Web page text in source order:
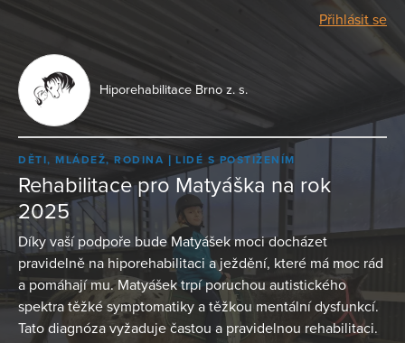
Přihlásit se
Hiporehabilitace Brno z. s.
DĚTI, MLÁDEŽ, RODINA LIDÉ S POSTIŽENÍM
Rehabilitace pro Matyáška na rok
2025
Díky vaší podpoře bude Matyášek moci docházet
pravidelně na hiporehabilitaci a ježdění, které má moc rád
a pomáhají mu. Matyášek trpí poruchou autistického
spektra těžké symptomatiky a těžkou mentální dysfunkcí.
Tato diagnóza vyžaduje častou a pravidelnou rehabilitaci.